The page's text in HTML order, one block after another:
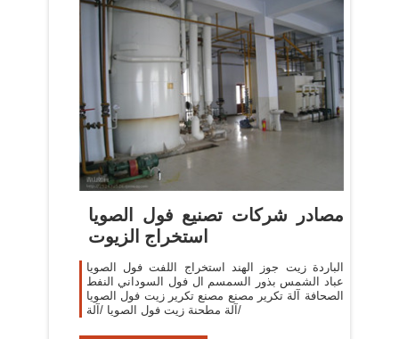
مصادر شركات تصنيع فول الصويا
استخراج الزيوت
الباردة زيت جوز الهند استخراج اللفت فول الصويا
عباد الشمس بذور السمسم ال فول السوداني النفط
الصحافة آلة تكرير مصنع مصنع تكرير زيت فول الصويا
/آلة مطحنة زيت فول الصويا /آلة